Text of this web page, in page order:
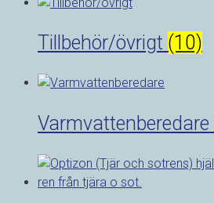
Tillbehör/övrigt (10)
Varmvattenberedare